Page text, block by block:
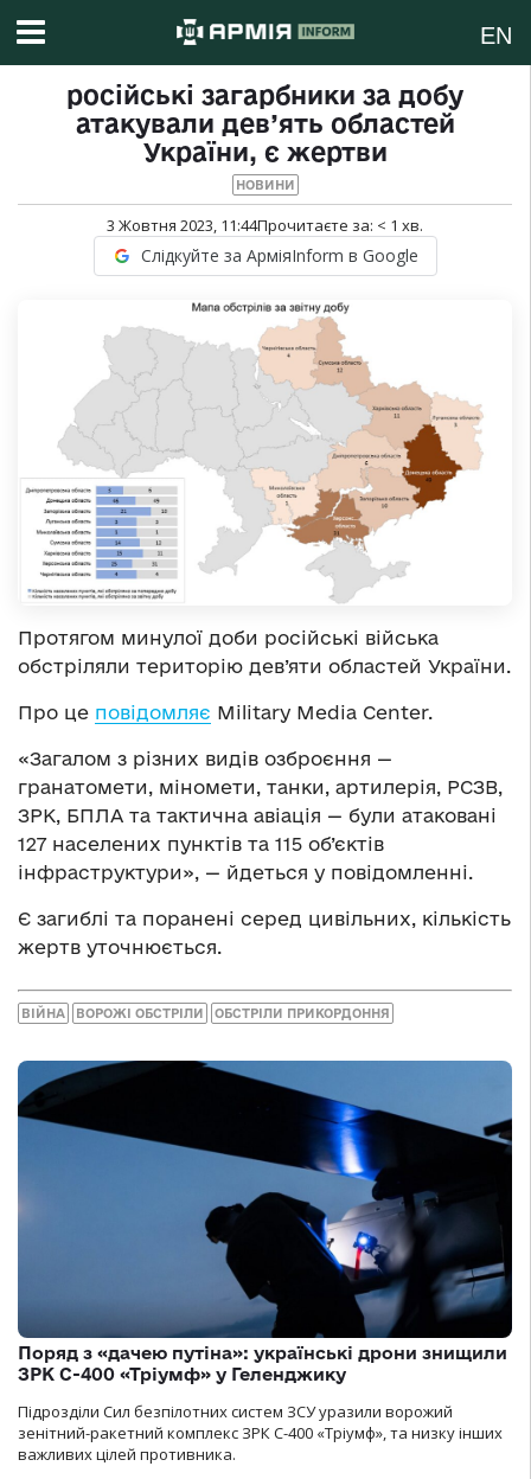
EN
російські загарбники за добу
атакували дев’ять областей
України, є жертви
НОВИНИ
3 Жовтня 2023, 11:44Прочитаєте за: < 1 хв.
Слідкуйте за АрміяInform в Google
Протягом минулої доби російські війська
обстріляли територію дев’яти областей України.
Про це повідомляє Military Media Center.
«Загалом з різних видів озброєння —
гранатомети, міномети, танки, артилерія, РСЗВ,
ЗРК, БПЛА та тактична авіація — були атаковані
127 населених пунктів та 115 об’єктів
інфраструктури», — йдеться у повідомленні.
Є загиблі та поранені серед цивільних, кількість
жертв уточнюється.
ВІЙНА ВОРОЖІ ОБСТРІЛИ ОБСТРІЛИ ПРИКОРДОННЯ
Поряд з «дачею путіна»: українські дрони знищили
ЗРК С-400 «Тріумф» у Геленджику
Підрозділи Сил безпілотних систем ЗСУ уразили ворожий
зенітний-ракетний комплекс ЗРК С-400 «Тріумф», та низку інших
важливих цілей противника.